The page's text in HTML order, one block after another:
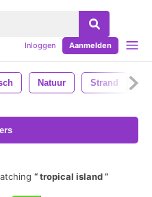
Inloggen Aanmelden
Natuur Strand
tropical island